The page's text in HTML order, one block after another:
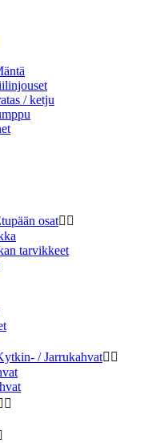
/ ketju
osat 
tarvikkeet
/ Jarrukahvat 
